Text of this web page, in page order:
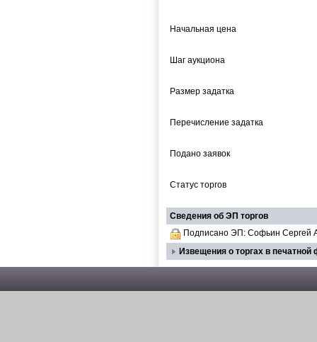
Начальная цена
Шаг аукциона
Размер задатка
Перечисление задатка
Подано заявок
Статус торгов
Сведения об ЭП торгов
Подписано ЭП: Софьин Сергей
Извещения о торгах в